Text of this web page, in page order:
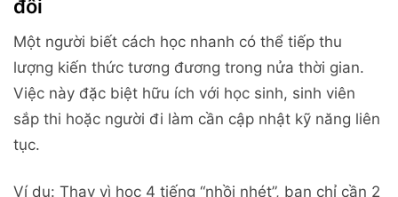
đôi
Một người biết cách học nhanh có thể tiếp thu
lượng kiến thức tương đương trong nửa thời gian.
Việc này đặc biệt hữu ích với học sinh, sinh viên
sắp thi hoặc người đi làm cần cập nhật kỹ năng liên
tục.
Ví dụ: Thay vì học 4 tiếng “nhồi nhét”, bạn chỉ cần 2